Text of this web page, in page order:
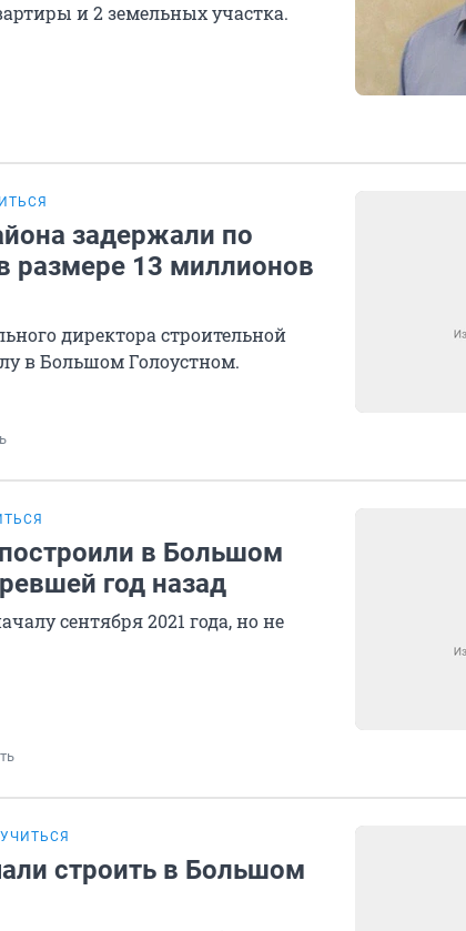
и 2 земельных участка.
задержали по
размере 13 миллионов
директора строительной
в Большом Голоустном.
в Большом
год назад
сентября 2021 года, но не
строить в Большом